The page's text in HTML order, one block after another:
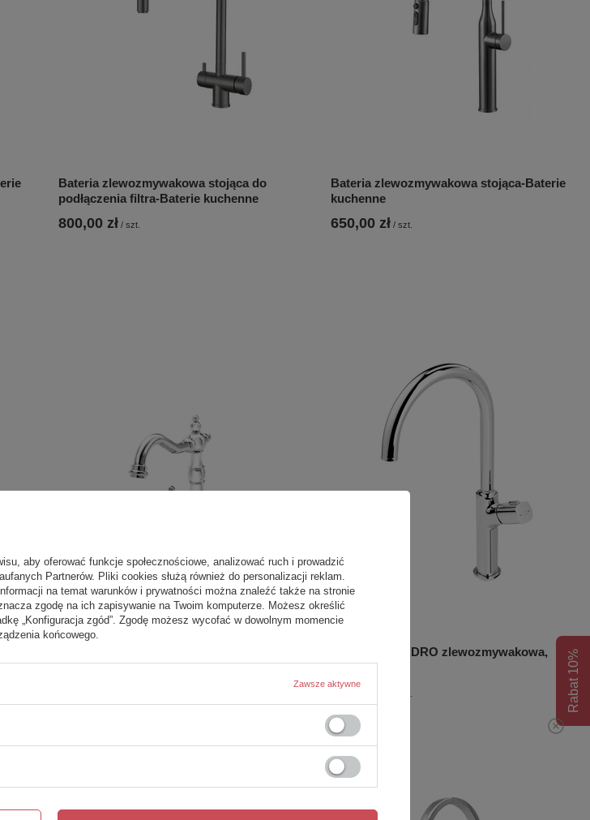
Bateria zlewozmywakowa stojąca do
podłączenia filtra-Baterie kuchenne
800,00 zł / szt.
Bateria zlewozmywakowa stojąca-Baterie
kuchenne
650,00 zł / szt.
NASZ BESTSELLER
chrom
Bateria MEANDRO zlewozmywakowa,
chrom
549,00 zł Rabat 10%
aby oferować funkcje społecznościowe, analizować ruch i prowadzić
Partnerów. Pliki cookies służą również do personalizacji reklam.
na temat warunków i prywatności można znaleźć także na stronie
zgodę na ich zapisywanie na Twoim komputerze. Możesz określić
„Konfiguracja zgód”. Zgodę możesz wycofać w dowolnym momencie
końcowego.
Zawsze aktywne